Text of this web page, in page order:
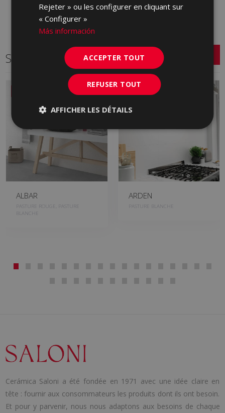
Série connexe
ALBAR
PASTURE ROUGE, PASTURE
BLANCHE
ARDEN
PASTURE BLANCHE
Cerámica Saloni a été fondée en 1971 avec une idée claire en
tête : fournir aux consommateurs les produits dont ils ont besoin.
Et pour y parvenir, nous nous adaptons aux besoins de chaque
Rejeter » ou les configurer en cliquant sur
« Configurer »
Más información
ACCEPTER TOUT
REFUSER TOUT
AFFICHER LES DÉTAILS